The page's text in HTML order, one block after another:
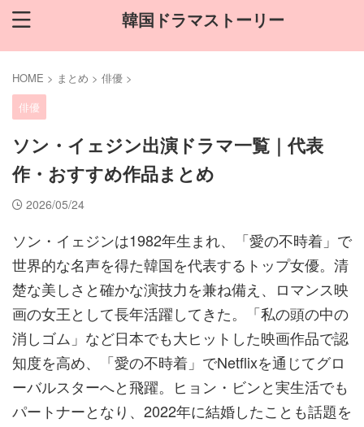
韓国ドラマストーリー
HOME > まとめ > 俳優 >
俳優
ソン・イェジン出演ドラマ一覧｜代表
作・おすすめ作品まとめ
2026/05/24
ソン・イェジンは1982年生まれ、「愛の不時着」で
世界的な名声を得た韓国を代表するトップ女優。清
楚な美しさと確かな演技力を兼ね備え、ロマンス映
画の女王として長年活躍してきた。「私の頭の中の
消しゴム」など日本でも大ヒットした映画作品で認
知度を高め、「愛の不時着」でNetflixを通じてグロ
ーバルスターへと飛躍。ヒョン・ビンと実生活でも
パートナーとなり、2022年に結婚したことも話題を